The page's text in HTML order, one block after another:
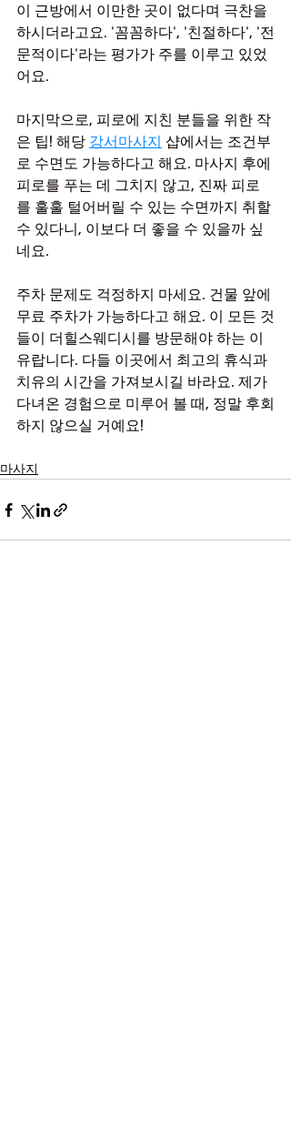
이 근방에서 이만한 곳이 없다며 극찬을
하시더라고요. '꼼꼼하다', '친절하다', '전
문적이다'라는 평가가 주를 이루고 있었
어요.
마지막으로, 피로에 지친 분들을 위한 작
은 팁! 해당 강서마사지 샵에서는 조건부
로 수면도 가능하다고 해요. 마사지 후에
피로를 푸는 데 그치지 않고, 진짜 피로
를 훌훌 털어버릴 수 있는 수면까지 취할
수 있다니, 이보다 더 좋을 수 있을까 싶
네요.
주차 문제도 걱정하지 마세요. 건물 앞에
무료 주차가 가능하다고 해요. 이 모든 것
들이 더힐스웨디시를 방문해야 하는 이
유랍니다. 다들 이곳에서 최고의 휴식과
치유의 시간을 가져보시길 바라요. 제가
다녀온 경험으로 미루어 볼 때, 정말 후회
하지 않으실 거예요!
마사지